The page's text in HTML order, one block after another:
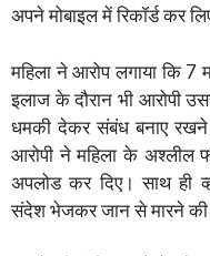
अपने मोबाइल में रिकॉर्ड कर
महिला ने आरोप लगाया कि 7
इलाज के दौरान भी आरोपी
धमकी देकर संबंध बनाए रखने
आरोपी ने महिला के अश्लील
अपलोड कर दिए। साथ ही
संदेश भेजकर जान से मारने की